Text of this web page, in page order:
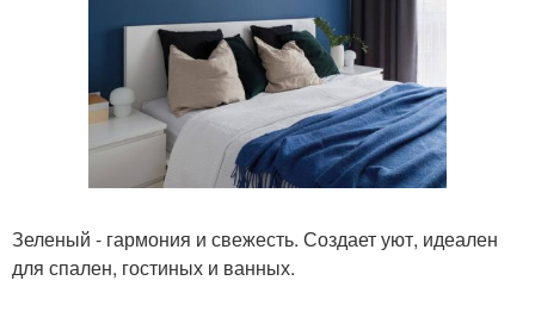
Зеленый - гармония и свежесть. Создает уют, идеален
для спален, гостиных и ванных.